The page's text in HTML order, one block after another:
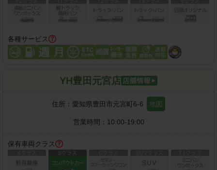
各種サービス
YH豊田元宮店
住所： 愛知県豊田市元宮町6-6 地図
営業時間： 10:00-19:00
保有車両クラス